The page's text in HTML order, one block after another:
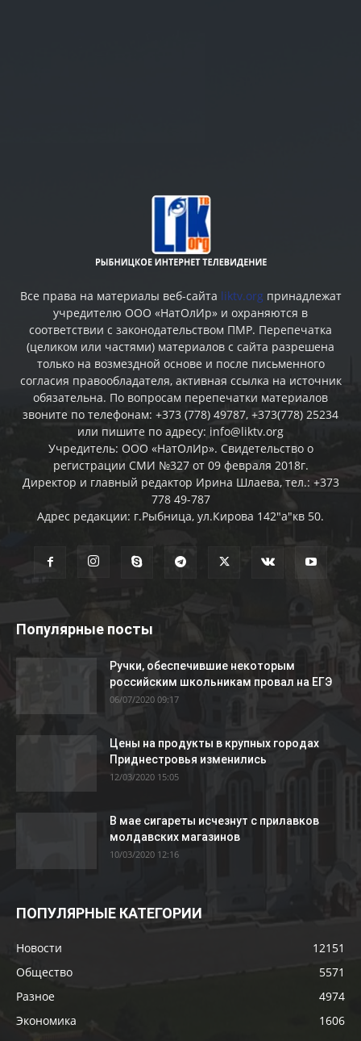
Все права на материалы веб-сайта liktv.org принадлежат
учредителю ООО «НатОлИр» и охраняются в
соответствии с законодательством ПМР. Перепечатка
(целиком или частями) материалов c сайта разрешена
только на возмездной основе и после письменного
согласия правообладателя, активная ссылка на источник
обязательна. По вопросам перепечатки материалов
звоните по телефонам: +373 (778) 49787, +373(778) 25234
или пишите по адресу: info@liktv.org
Учредитель: ООО «НатОлИр». Свидетельство о
регистрации СМИ №327 от 09 февраля 2018г.
Директор и главный редактор Ирина Шлаева, тел.: +373
778 49-787
Адрес редакции: г.Рыбница, ул.Кирова 142"а"кв 50.
Популярные посты
Ручки, обеспечившие некоторым
российским школьникам провал на ЕГЭ
06/07/2020 09:17
Цены на продукты в крупных городах
Приднестровья изменились
12/03/2020 15:05
В мае сигареты исчезнут с прилавков
молдавских магазинов
10/03/2020 12:16
ПОПУЛЯРНЫЕ КАТЕГОРИИ
Новости
12151
Общество
5571
Разное
4974
Экономика
1606